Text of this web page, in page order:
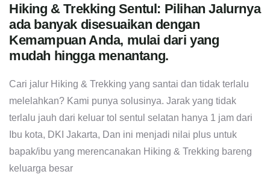
Hiking & Trekking Sentul: Pilihan Jalurnya
ada banyak disesuaikan dengan
Kemampuan Anda, mulai dari yang
mudah hingga menantang.
Cari jalur Hiking & Trekking yang santai dan tidak terlalu
melelahkan? Kami punya solusinya. Jarak yang tidak
terlalu jauh dari keluar tol sentul selatan hanya 1 jam dari
Ibu kota, DKI Jakarta, Dan ini menjadi nilai plus untuk
bapak/ibu yang merencanakan Hiking & Trekking bareng
keluarga besar